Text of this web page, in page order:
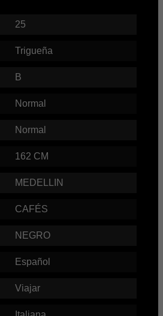
25
Trigueña
B
Normal
Normal
162 CM
MEDELLIN
CAFÉS
NEGRO
Español
Viajar